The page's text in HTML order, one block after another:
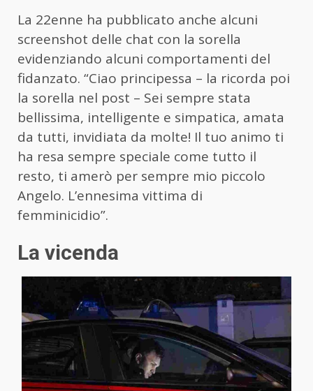
La 22enne ha pubblicato anche alcuni
screenshot delle chat con la sorella
evidenziando alcuni comportamenti del
fidanzato. “Ciao principessa – la ricorda poi
la sorella nel post – Sei sempre stata
bellissima, intelligente e simpatica, amata
da tutti, invidiata da molte! Il tuo animo ti
ha resa sempre speciale come tutto il
resto, ti amerò per sempre mio piccolo
Angelo. L’ennesima vittima di
femminicidio”.
La vicenda